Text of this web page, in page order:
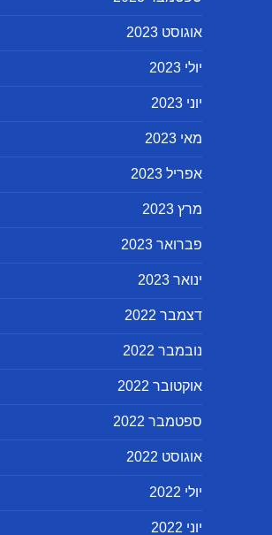
אוגוסט 2023
יולי 2023
יוני 2023
מאי 2023
אפריל 2023
מרץ 2023
פברואר 2023
ינואר 2023
דצמבר 2022
נובמבר 2022
אוקטובר 2022
ספטמבר 2022
אוגוסט 2022
יולי 2022
יוני 2022